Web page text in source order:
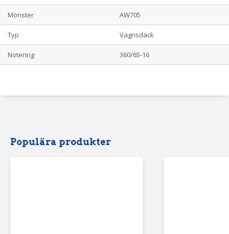
Mönster AW705
Typ Vagnsdäck
Notering 360/65-16
Populära produkter